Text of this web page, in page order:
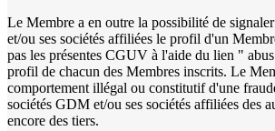
Le Membre a en outre la possibilité de
et/ou ses sociétés affiliées le profil d'un
pas les présentes CGUV à l'aide du lien "
profil de chacun des Membres inscrits. Le
comportement illégal ou constitutif d'une
sociétés GDM et/ou ses sociétés affiliées des
encore des tiers.